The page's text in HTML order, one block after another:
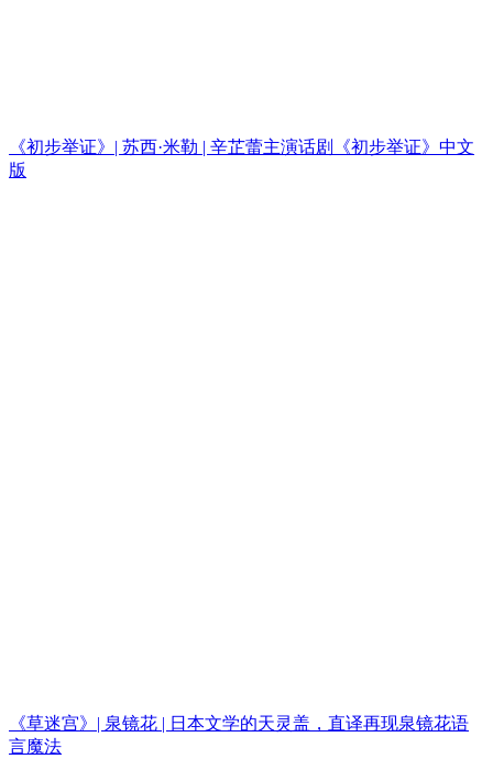
《初步举证》| 苏西·米勒 | 辛芷蕾主演话剧《初步举证》中文
版
《草迷宫》| 泉镜花 | 日本文学的天灵盖，直译再现泉镜花语
言魔法